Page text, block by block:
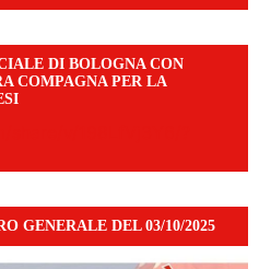
DI BOLOGNA CON
COMPAGNA PER LA
GENERALE DEL 03/10/2025